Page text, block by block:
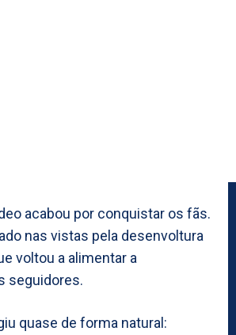
acabou por conquistar os fãs.
nas vistas pela desenvoltura
voltou a alimentar a
seguidores.
quase de forma natural: